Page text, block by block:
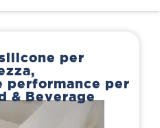
per
per
& Beverage